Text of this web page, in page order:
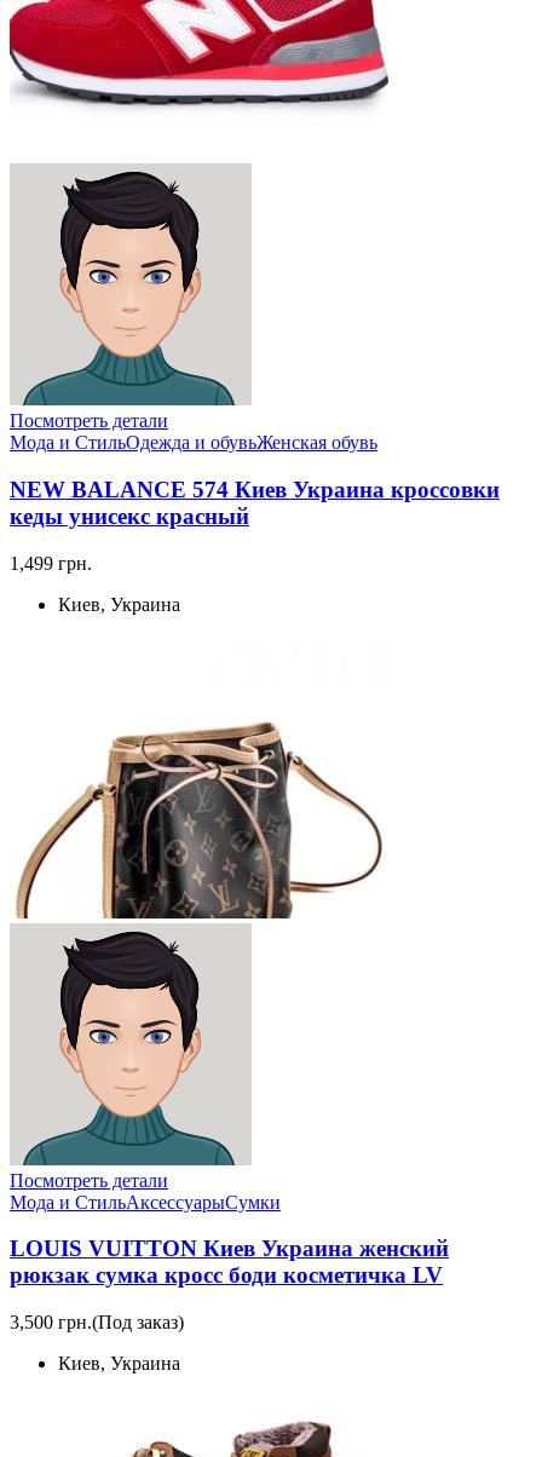
Посмотреть детали
Мода и СтильОдежда и обувьЖенская обувь
NEW BALANCE 574 Киев Украина кроссовки
кеды унисекс красный
1,499 грн.
Киев, Украина
Посмотреть детали
Мода и СтильАксессуарыСумки
LOUIS VUITTON Киев Украина женский
рюкзак сумка кросс боди косметичка LV
3,500 грн.(Под заказ)
Киев, Украина